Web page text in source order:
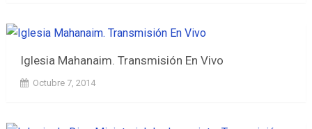
Iglesia Mahanaim. Transmisión En Vivo
Octubre 7, 2014